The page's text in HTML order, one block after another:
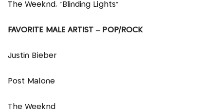
The Weeknd, “Blinding Lights”
FAVORITE MALE ARTIST – POP/ROCK
Justin Bieber
Post Malone
The Weeknd